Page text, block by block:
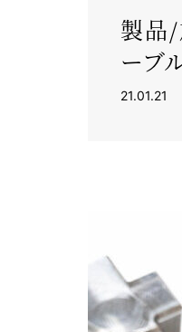
製品
ーブ
21.01.21